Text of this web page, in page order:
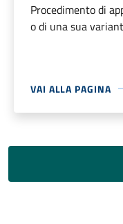
Procedimento di
o di una sua
VAI ALLA PAGINA